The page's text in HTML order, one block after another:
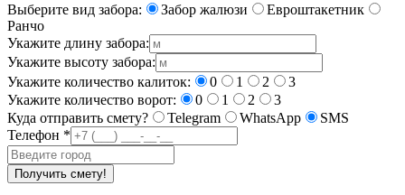
Выберите вид забора:
Забор жалюзи
Евроштакетник
Ранчо
Укажите длину забора:
Укажите высоту забора:
Укажите количество калиток:
0 1 2
3
Укажите количество ворот:
0 1 2
3
Куда отправить смету?
Telegram WhatsApp
SMS
Телефон *
Получить смету!